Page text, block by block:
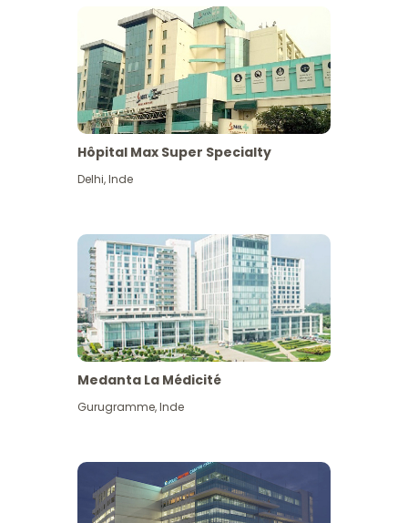
Hôpital Max Super Specialty
Delhi,Inde
Medanta La Médicité
Gurugramme,Inde